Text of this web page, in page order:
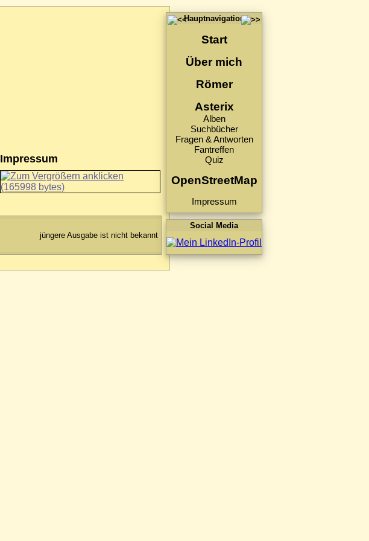
Hauptnavigation
Start
Über mich
Römer
Asterix
Alben
Suchbücher
Fragen & Antworten
Fantreffen
Quiz
OpenStreetMap
Impressum
Social Media
Impressum
jüngere Ausgabe ist nicht bekannt